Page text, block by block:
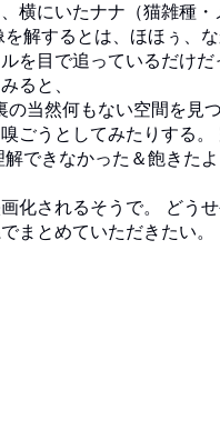
横にいたナナ（猫雑種
解するとは、ほほぅ、
を目で追っているだけ
ると、
当然何もない空間を見
ごうとしてみたりする
できなかった＆飽きた
化されるそうで。 どう
まとめていただきたい。